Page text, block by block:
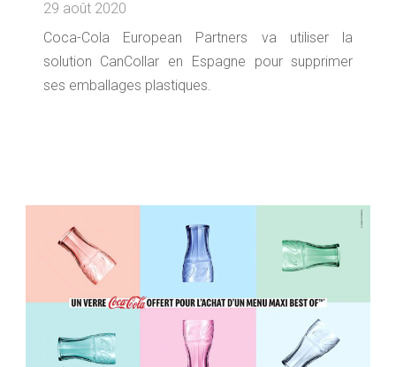
29 août 2020
Coca-Cola European Partners va utiliser la
solution CanCollar en Espagne pour supprimer
ses emballages plastiques.